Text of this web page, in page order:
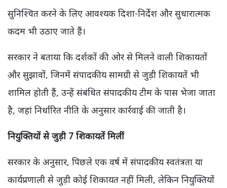
सुनिश्चित करने के लिए आवश्यक दिशा-निर्देश और सुधारात्मक
कदम भी उठाए जाते हैं।
सरकार ने बताया कि दर्शकों की ओर से मिलने वाली शिकायतों
और सुझावों, जिनमें संपादकीय सामग्री से जुड़ी शिकायतें भी
शामिल होती हैं, उन्हें संबंधित संपादकीय टीम के पास भेजा जाता
है, जहां निर्धारित नीति के अनुसार कार्रवाई की जाती है।
नियुक्तियों से जुड़ी 7 शिकायतें मिलीं
सरकार के अनुसार, पिछले एक वर्ष में संपादकीय स्वतंत्रता या
कार्यप्रणाली से जुड़ी कोई शिकायत नहीं मिली, लेकिन नियुक्तियों